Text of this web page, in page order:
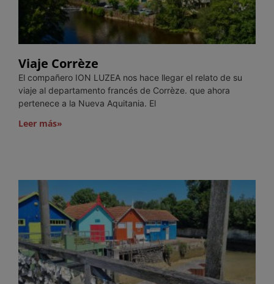
Viaje Corrèze
El compañero ION LUZEA nos hace llegar el relato de su
viaje al departamento francés de Corrèze. que ahora
pertenece a la Nueva Aquitania. El
Leer más»